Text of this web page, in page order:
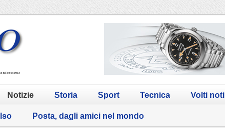
Notizie Storia Sport Tecnica Volti noti
Posta, dagli amici nel mondo